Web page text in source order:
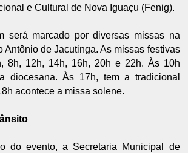
e Cultural de Nova Iguaçu (Fenig).
será marcado por diversas missas na
Antônio de Jacutinga. As missas festivas
8h, 12h, 14h, 16h, 20h e 22h. Às 10h
diocesana. Às 17h, tem a tradicional
acontece a missa solene.
do evento, a Secretaria Municipal de